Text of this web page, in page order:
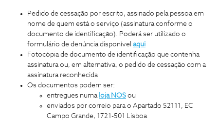
Pedido de cessação por escrito, assinado pela pessoa em
nome de quem está o serviço (assinatura conforme o
documento de identificação). Poderá ser utilizado o
formulário de denúncia disponível aqui
Fotocópia de documento de identificação que contenha
assinatura ou, em alternativa, o pedido de cessação com a
assinatura reconhecida
Os documentos podem ser:
entregues numa loja NOS ou
enviados por correio para o Apartado 52111, EC
Campo Grande, 1721-501 Lisboa